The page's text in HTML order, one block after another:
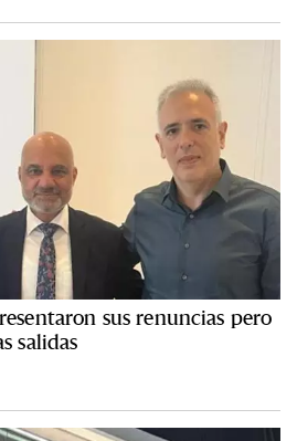
sus renuncias pero
salidas